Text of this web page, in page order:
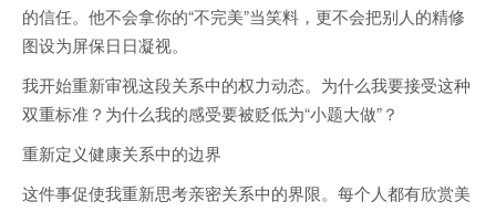
的信任。他不会拿你的“不完美”当笑料，更不会把别人的精修
图设为屏保日日凝视。
我开始重新审视这段关系中的权力动态。为什么我要接受这种
双重标准？为什么我的感受要被贬低为“小题大做”？
重新定义健康关系中的边界
这件事促使我重新思考亲密关系中的界限。每个人都有欣赏美